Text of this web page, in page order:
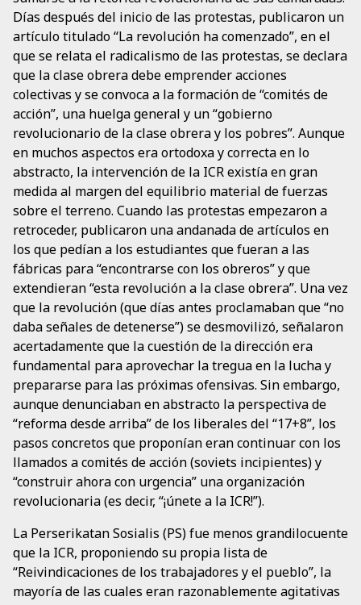
Días después del inicio de las protestas, publicaron un
artículo titulado “La revolución ha comenzado”, en el
que se relata el radicalismo de las protestas, se declara
que la clase obrera debe emprender acciones
colectivas y se convoca a la formación de “comités de
acción”, una huelga general y un “gobierno
revolucionario de la clase obrera y los pobres”. Aunque
en muchos aspectos era ortodoxa y correcta en lo
abstracto, la intervención de la ICR existía en gran
medida al margen del equilibrio material de fuerzas
sobre el terreno. Cuando las protestas empezaron a
retroceder, publicaron una andanada de artículos en
los que pedían a los estudiantes que fueran a las
fábricas para “encontrarse con los obreros” y que
extendieran “esta revolución a la clase obrera”. Una vez
que la revolución (que días antes proclamaban que “no
daba señales de detenerse”) se desmovilizó, señalaron
acertadamente que la cuestión de la dirección era
fundamental para aprovechar la tregua en la lucha y
prepararse para las próximas ofensivas. Sin embargo,
aunque denunciaban en abstracto la perspectiva de
“reforma desde arriba” de los liberales del “17+8”, los
pasos concretos que proponían eran continuar con los
llamados a comités de acción (soviets incipientes) y
“construir ahora con urgencia” una organización
revolucionaria (es decir, “¡únete a la ICR!”).
La Perserikatan Sosialis (PS) fue menos grandilocuente
que la ICR, proponiendo su propia lista de
“Reivindicaciones de los trabajadores y el pueblo”, la
mayoría de las cuales eran razonablemente agitativas